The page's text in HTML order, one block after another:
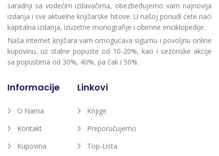
saradnji sa vodećim izdavačima, obezbeđujemo vam najnovija
izdanja i sve aktuelne knjižarske hitove. U našoj ponudi ćete naći
kapitalna izdanja, izuzetne monografije i obimne enciklopedije.
Naša internet knjižara vam omogućava sigurnu i povoljnu online
kupovinu, uz stalne popuste od 10-20%, kao i sezonske akcije
sa popustima od 30%, 40%, pa čak i 50%.
Informacije
O Nama
Kontakt
Kupovina
Linkovi
Knjige
Preporučujemo
Top-Lista